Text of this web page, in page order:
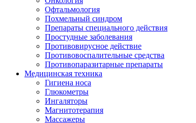
Офтальмология
Похмельный синдром
Препараты специального действия
Простудные заболевания
Противовирусное действие
Противовоспалительные средства
Противопаразитарные препараты
Медицинская техника
Гигиена носа
Глюкометры
Ингаляторы
Магнитотерапия
Массажеры